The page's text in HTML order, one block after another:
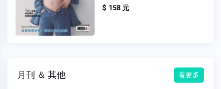
$ 158 元
月刊 ＆ 其他 看更多